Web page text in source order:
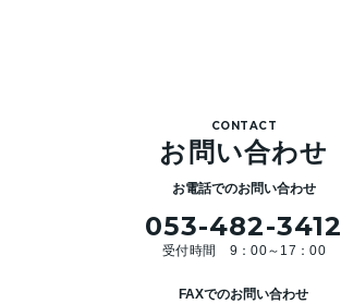
CONTACT
お問い合わせ
お電話でのお問い合わせ
053-482-3412
受付時間 9：00～17：00
FAXでのお問い合わせ